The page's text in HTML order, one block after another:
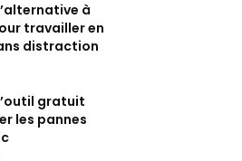
à
travailler en
distraction
gratuit
les pannes